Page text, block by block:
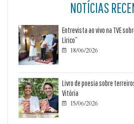
NOTÍCIAS
Entrevista ao vivo na TVE
Lírico”
 18/06/2026
Livro de poesia sobre
Vitória
 15/06/2026